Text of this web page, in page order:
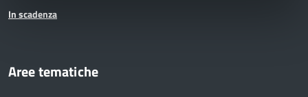
In scadenza
Aree tematiche